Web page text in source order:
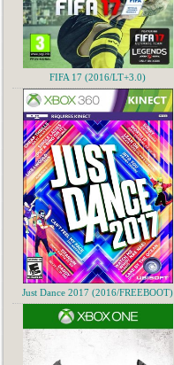
FIFA 17 (2016/LT+3.0)
Just Dance 2017 (2016/FREEBOOT)